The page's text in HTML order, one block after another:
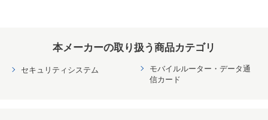
本メーカーの取り扱う商品カテゴリ
セキュリティシステム
モバイルルーター・データ通
信カード